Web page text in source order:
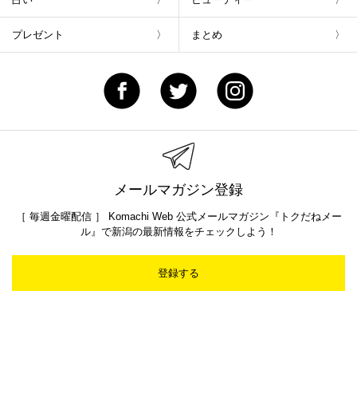
プレゼント まとめ
メールマガジン登録
［ 毎週金曜配信 ］ Komachi Web 公式メールマガジン『トクだねメー
ル』で新潟の最新情報をチェックしよう！
登録する